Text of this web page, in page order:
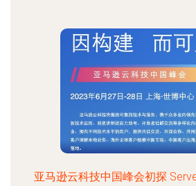
亚马逊云科技中国峰会初探